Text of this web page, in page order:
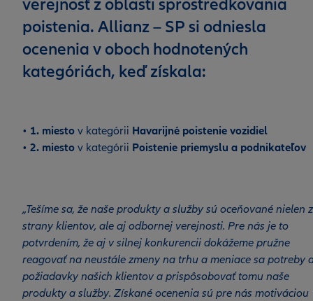
verejnosť z oblasti sprostredkovania
poistenia. Allianz – SP si odniesla
ocenenia v oboch hodnotených
kategóriách, keď získala:
• 1. miesto v kategórii Havarijné poistenie vozidiel
• 2. miesto v kategórii Poistenie priemyslu a podnikateľov
„Tešíme sa, že naše produkty a služby sú oceňované nielen
strany klientov, ale aj odbornej verejnosti. Pre nás je to
potvrdením, že aj v silnej konkurencii dokážeme pružne
reagovať na neustále zmeny na trhu a meniace sa potreby
požiadavky našich klientov a prispôsobovať tomu naše
produkty a služby. Získané ocenenia sú pre nás motiváciou